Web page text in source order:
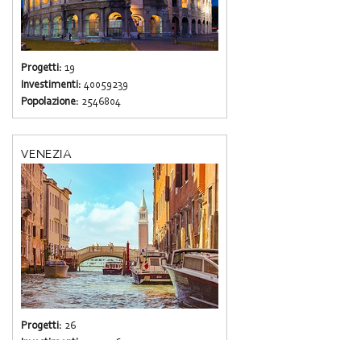
Progetti: 19
Investimenti: 40059239
Popolazione: 2546804
VENEZIA
Progetti: 26